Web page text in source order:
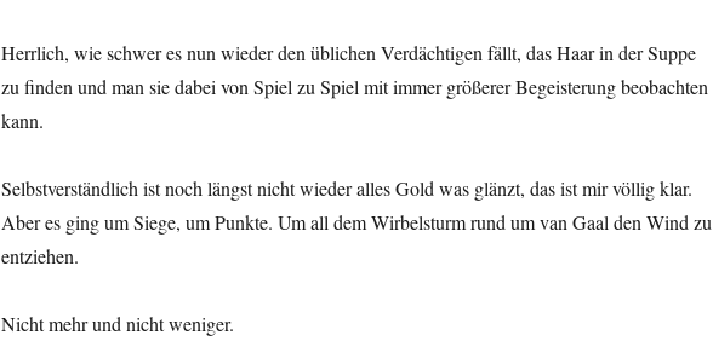
Herrlich, wie schwer es nun wieder den üblichen Verdächtigen fällt, das Haar in der Suppe
zu finden und man sie dabei von Spiel zu Spiel mit immer größerer Begeisterung beobachten
kann.
Selbstverständlich ist noch längst nicht wieder alles Gold was glänzt, das ist mir völlig klar.
Aber es ging um Siege, um Punkte. Um all dem Wirbelsturm rund um van Gaal den Wind zu
entziehen.
Nicht mehr und nicht weniger.